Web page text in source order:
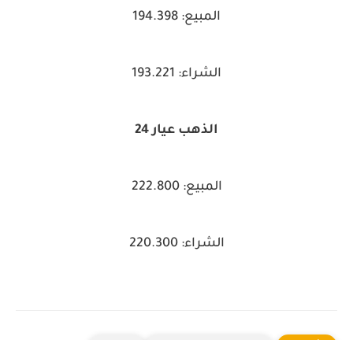
المبيع: 194.398
الشراء: 193.221
الذهب عيار 24
المبيع: 222.800
الشراء: 220.300